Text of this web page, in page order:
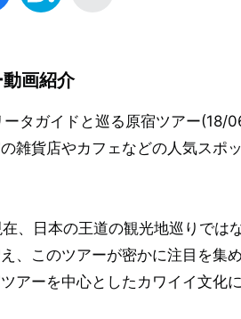
画紹介
タガイドと巡る原宿ツアー(18/
雑貨店やカフェなどの人気スポ
、日本の王道の観光地巡りでは
、このツアーが密かに注目を集め
アーを中心としたカワイイ文化